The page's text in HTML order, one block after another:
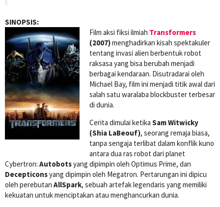
SINOPSIS:
Film aksi fiksi ilmiah Transformers
(2007)menghadirkan kisah spektakuler
tentang invasi alien berbentuk robot
raksasa yang bisa berubah menjadi
berbagai kendaraan. Disutradarai oleh
Michael Bay, film ini menjadi titik awal dari
salah satu waralaba blockbuster terbesar
di dunia.
Cerita dimulai ketika Sam Witwicky
(Shia LaBeouf), seorang remaja biasa,
tanpa sengaja terlibat dalam konflik kuno
antara dua ras robot dari planet
Cybertron: Autobotsyang dipimpin oleh Optimus Prime, dan
Decepticonsyang dipimpin oleh Megatron. Pertarungan ini dipicu
oleh perebutan AllSpark, sebuah artefak legendaris yang memiliki
kekuatan untuk menciptakan atau menghancurkan dunia.